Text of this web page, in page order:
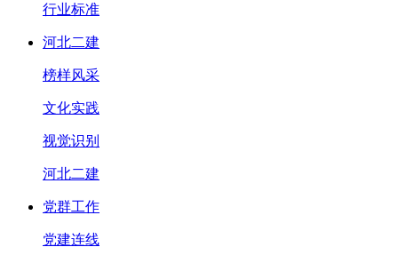
行业标准
河北二建
榜样风采
文化实践
视觉识别
河北二建
党群工作
党建连线